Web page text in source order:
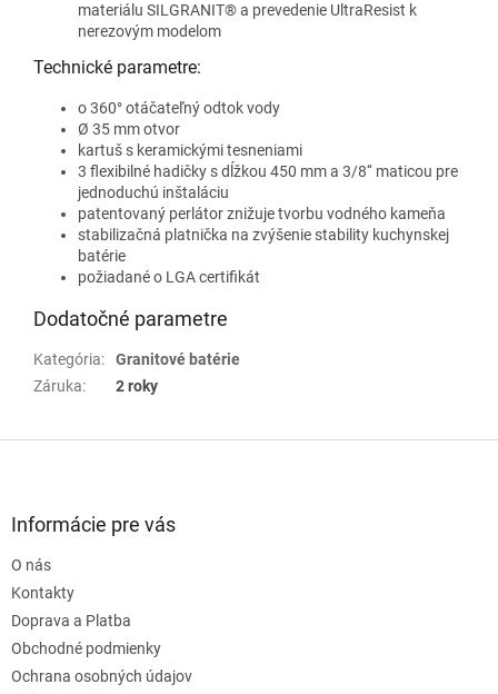
materiálu SILGRANIT® a prevedenie UltraResist k
nerezovým modelom
Technické parametre:
o 360° otáčateľný odtok vody
Ø 35 mm otvor
kartuš s keramickými tesneniami
3 flexibilné hadičky s dĺžkou 450 mm a 3/8‘‘ maticou pre
jednoduchú inštaláciu
patentovaný perlátor znižuje tvorbu vodného kameňa
stabilizačná platnička na zvýšenie stability kuchynskej
batérie
požiadané o LGA certifikát
Dodatočné parametre
Kategória:
Granitové batérie
Záruka: 2 roky
Informácie pre vás
O nás
Kontakty
Doprava a Platba
Obchodné podmienky
Ochrana osobných údajov